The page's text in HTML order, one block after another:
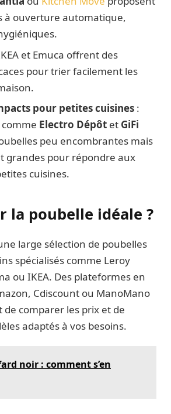
à ouverture automatique,
et Emuca offrent des
pour trier facilement les
pour petites cuisines :
Electro Dépôt et GiFi
peu encombrantes mais
grandes pour répondre aux
cuisines.
la poubelle idéale ?
large sélection de poubelles
spécialisés comme Leroy
ou IKEA. Des plateformes en
Cdiscount ou ManoMano
comparer les prix et de
adaptés à vos besoins.
noir : comment s’en